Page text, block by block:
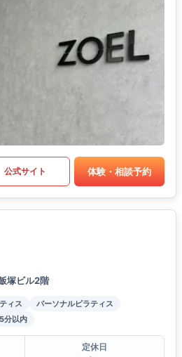
公式サイト 体験・相談予約
塚ビル2階
ィス
パーソナルピラティス
分以内
定休日